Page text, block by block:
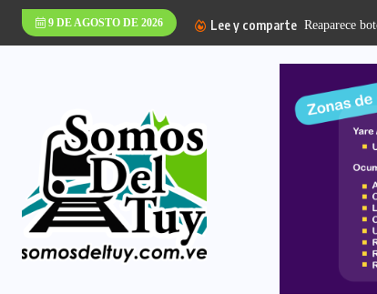
9 DE AGOSTO DE 2026 Lee y comparte